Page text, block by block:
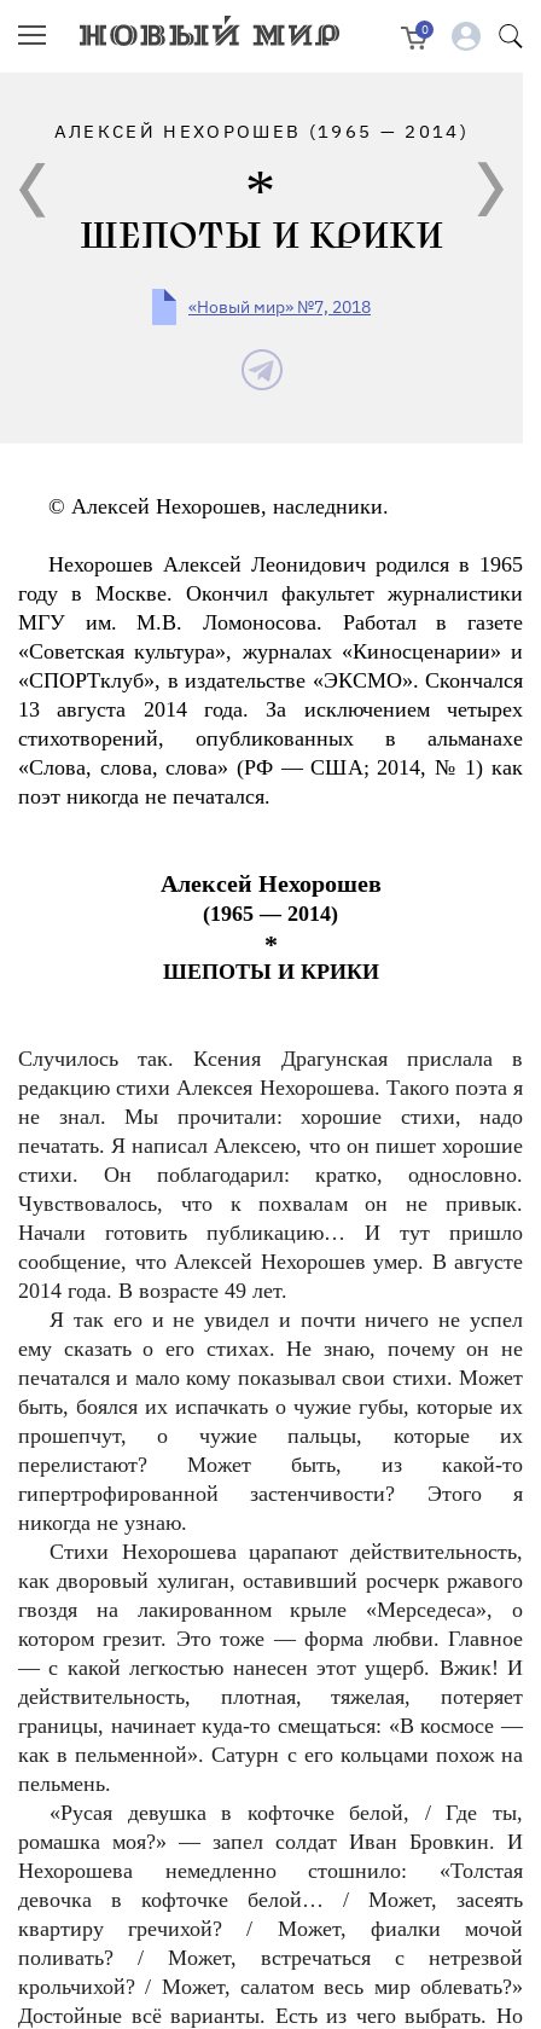
0
АЛЕКСЕЙ НЕХОРОШЕВ (1965 — 2014)
ШЕПОТЫ И КРИКИ
«Новый мир» №7, 2018
© Алексей Нехорошев, наследники.
Нехорошев Алексей Леонидович родился в 1965
году в Москве. Окончил факультет журналистики
МГУ им. М.В. Ломоносова. Работал в газете
«Советская культура», журналах «Киносценарии» и
«СПОРТклуб», в издательстве «ЭКСМО». Скончался
13 августа 2014 года. За исключением четырех
стихотворений, опубликованных в альманахе
«Слова, слова, слова» (РФ — США; 2014, № 1) как
поэт никогда не печатался.
Алексей Нехорошев
(1965 — 2014)
*
ШЕПОТЫ И КРИКИ
Случилось так. Ксения Драгунская прислала в
редакцию стихи Алексея Нехорошева. Такого поэта я
не знал. Мы прочитали: хорошие стихи, надо
печатать. Я написал Алексею, что он пишет хорошие
стихи. Он поблагодарил: кратко, однословно.
Чувствовалось, что к похвалам он не привык.
Начали готовить публикацию… И тут пришло
сообщение, что Алексей Нехорошев умер. В августе
2014 года. В возрасте 49 лет.
Я так его и не увидел и почти ничего не успел
ему сказать о его стихах. Не знаю, почему он не
печатался и мало кому показывал свои стихи. Может
быть, боялся их испачкать о чужие губы, которые их
прошепчут, о чужие пальцы, которые их
перелистают? Может быть, из какой-то
гипертрофированной застенчивости? Этого я
никогда не узнаю.
Стихи Нехорошева царапают действительность,
как дворовый хулиган, оставивший росчерк ржавого
гвоздя на лакированном крыле «Мерседеса», о
котором грезит. Это тоже — форма любви. Главное
— с какой легкостью нанесен этот ущерб. Вжик! И
действительность, плотная, тяжелая, потеряет
границы, начинает куда-то смещаться: «В космосе —
как в пельменной». Сатурн с его кольцами похож на
пельмень.
«Русая девушка в кофточке белой, / Где ты,
ромашка моя?» — запел солдат Иван Бровкин. И
Нехорошева немедленно стошнило: «Толстая
девочка в кофточке белой… / Может, засеять
квартиру гречихой? / Может, фиалки мочой
поливать? / Может, встречаться с нетрезвой
крольчихой? / Может, салатом весь мир облевать?»
Достойные всё варианты. Есть из чего выбрать. Но